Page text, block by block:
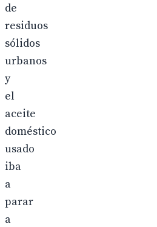
de
residuos
sólidos
urbanos
y
el
aceite
doméstico
usado
iba
a
parar
a